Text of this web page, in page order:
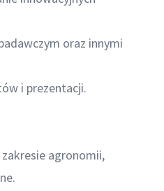
oraz innymi
i prezentacji.
zakresie agronomii,